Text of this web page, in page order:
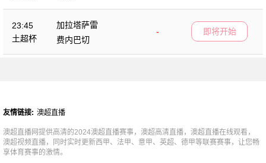
23:45
土超杯
加拉塔萨雷
-
费内巴切
即将开始
友情链接: 澳超直播
澳超直播网提供高清的2024澳超直播赛事，澳超高清直播，澳超直播在线观看，
澳超视频直播，同时实时更新西甲、法甲、意甲、英超、德甲等联赛赛事，让您畅
享体育赛事的激情。